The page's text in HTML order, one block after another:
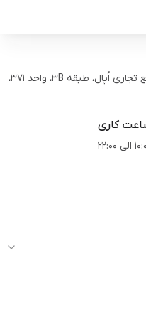
تهران، سعادت آباد، بلوار کوهستان، مجتمع تجاری اُپال، طبقه 3B، واحد 371،
کاری
22:00